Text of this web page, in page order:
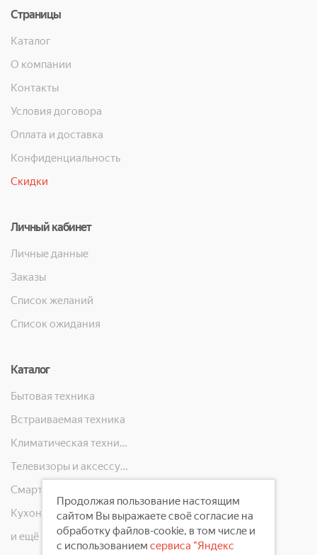
Страницы
Каталог
О компании
Контакты
Условия договора
Оплата и доставка
Конфиденциальность
Скидки
Личный кабинет
Личные данные
Заказы
Список желаний
Список ожидания
Каталог
Бытовая техника
Встраиваемая техника
Климатическая техника
Телевизоры и аксессуары
Кухонная техника
и ещё 10 категорий
Продолжая пользование настоящим
сайтом Вы выражаете своё согласие на
обработку файлов-cookie, в том числе и
с использованием сервиса "Яндекс